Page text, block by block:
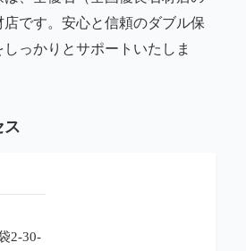
です。安心と信頼のダブル保
っかりとサポートいたしま
ス
2-30-